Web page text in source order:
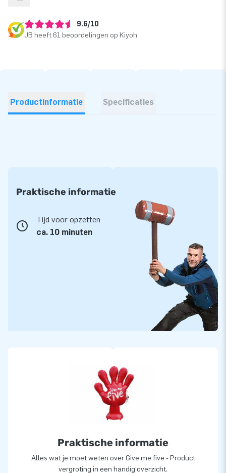
9.6/10
JB heeft 61 beoordelingen op Kiyoh
Productinformatie Specificaties
Praktische informatie
Tijd voor opzetten
ca. 10 minuten
Praktische informatie
Alles wat je moet weten over Give me five - Product
vergroting in een handig overzicht.